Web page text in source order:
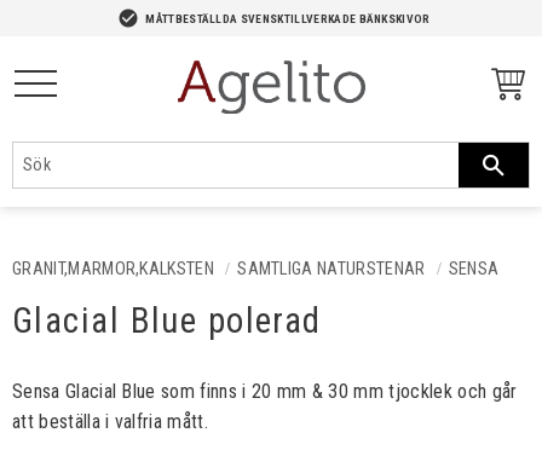
check_circle MÅTTBESTÄLLDA SVENSKTILLVERKADE BÄNKSKIVOR
GRANIT,MARMOR,KALKSTEN SAMTLIGA NATURSTENAR SENSA
Glacial Blue polerad
Sensa Glacial Blue som finns i 20 mm & 30 mm tjocklek och går
att beställa i valfria mått.